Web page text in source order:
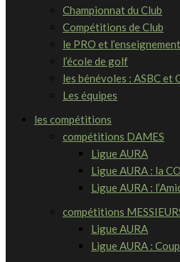
Championnat du Club
Compétitions de Club
le PRO et l’enseignement
l’école de golf
les bénévoles : ASBC et
Les équipes
les compétitions
compétitions DAMES
Ligue AURA
Ligue AURA : la
Ligue AURA :
compétitions
Ligue AURA
Ligue AURA :